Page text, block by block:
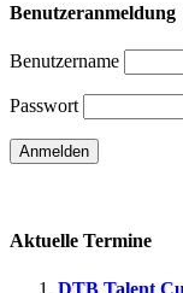
Benutzeranmeldung
Benutzername
Passwort
Aktuelle Termine
DTB Talent